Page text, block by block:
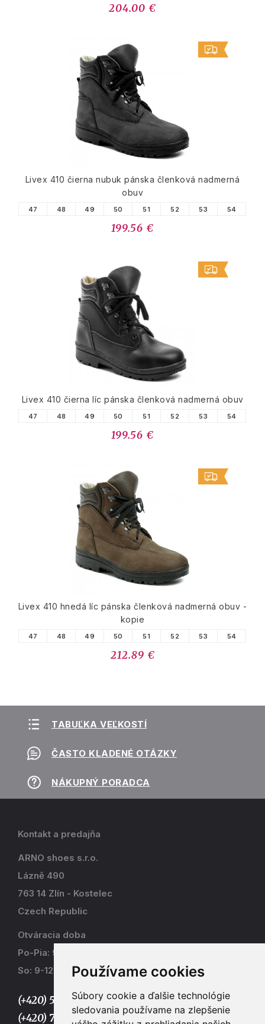
Používame cookies
Súbory cookie a ďalšie technológie
sledovania používame na zlepšenie
204.00 €
Livex 410 čierna nubuk pánska členková nadmerná
obuv
47 48 49 50 51 52 53 54
199.56 €
Livex 410 čierna líc pánska členková nadmerná obuv
47 48 49 50 51 52 53 54
199.56 €
Livex 410 hnedá líc pánska členková nadmerná obuv -
kopie
47 48 49 50 51 52 53 54
212.89 €
TABUĽKA VEĽKOSTÍ
ČASTO KLADENÉ OTÁZKY
NÁKUPNÝ PORADCA
Kontakt a predajňa
ARNO shoes s.r.o.
Lázně 490
763 14 Zlín - Kostelec
Czech Republic
Otváracia doba
Po-Pia: 9-17
So: 9-12
(+420) 577 915 036,
(+420) 773 667 390